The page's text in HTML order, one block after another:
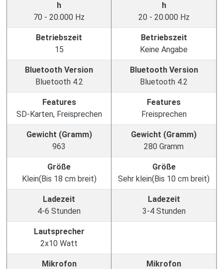
h
70 - 20.000 Hz
h
20 - 20.000 Hz
Betriebszeit
15
Betriebszeit
Keine Angabe
Bluetooth Version
Bluetooth 4.2
Bluetooth Version
Bluetooth 4.2
Features
SD-Karten, Freisprechen
Features
Freisprechen
Gewicht (Gramm)
963
Gewicht (Gramm)
280 Gramm
Größe
Klein(Bis 18 cm breit)
Größe
Sehr klein(Bis 10 cm breit)
Ladezeit
4-6 Stunden
Ladezeit
3-4 Stunden
Lautsprecher
2x10 Watt
Mikrofon
Mikrofon